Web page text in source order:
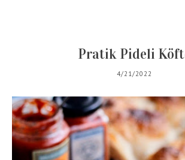
Pratik Pideli
4/21/2022